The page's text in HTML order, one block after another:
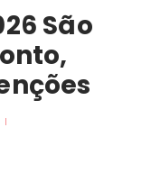
São